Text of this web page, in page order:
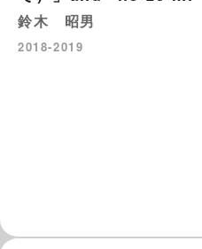
鈴木 昭男
2018-2019